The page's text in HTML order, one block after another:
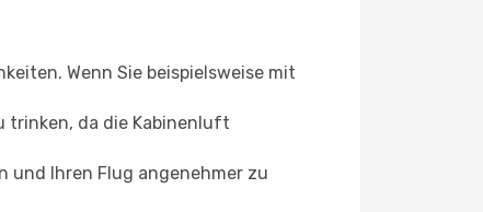
Wenn Sie beispielsweise mit
trinken, da die Kabinenluft
und Ihren Flug angenehmer zu